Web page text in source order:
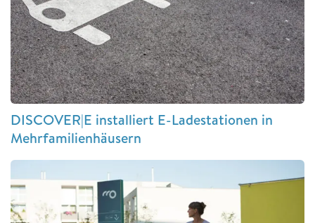
DISCOVER|E installiert E-Ladestationen in
Mehrfamilienhäusern